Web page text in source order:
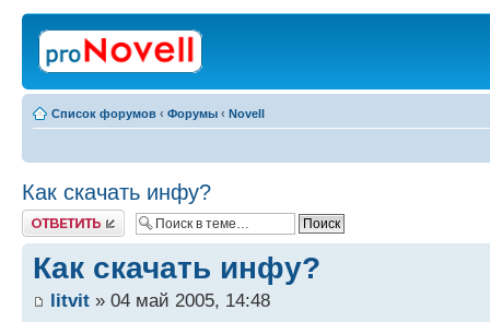
Список форумов ‹ Форумы ‹ Novell
Как скачать инфу?
Ответить
Как скачать инфу?
litvit » 04 май 2005, 14:48